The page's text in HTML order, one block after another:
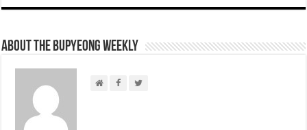
About THE BUPYEONG WEEKLY